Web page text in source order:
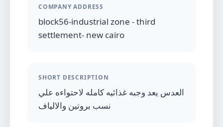
COMPANY ADDRESS
block56-industrial zone - third
settlement- new cairo
SHORT DESCRIPTION
العدس يعد وجبه غذائيه كامله لاحتواءه علي
نسب بروتين والالياف